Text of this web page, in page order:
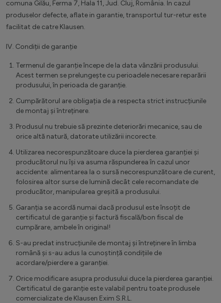
comuna Gilău, Ferma 7, Hala 11, Jud. Cluj, România. In cazul
produselor defecte, aflate in garantie, transportul tur-retur este
facilitat de catre Klausen.
IV. Condiții de garanție
Termenul de garanție începe de la data vânzării produsului.
Acest termen se prelungește cu perioadele necesare reparării
produsului, în perioada de garanție.
Cumpărătorul are obligația de a respecta strict instrucțiunile
de montaj și întreținere.
Produsul nu trebuie să prezinte deteriorări mecanice, sau de
orice altă natură, datorate utilizării incorecte.
Utilizarea necorespunzătoare duce la pierderea garanției și
producătorul nu își va asuma răspunderea în cazul unor
accidente: alimentarea la o sursă necorespunzătoare de curent,
folosirea altor surse de lumină decât cele recomandate de
producător, manipularea greșită a produsului.
Garanția se acordă numai dacă produsul este însoțit de
certificatul de garanție și factură fiscală/bon fiscal de
cumpărare, ambele în original!
S-au predat instrucțiunile de montaj și întreținere în limba
română și s-au adus la cunoștință condițiile de
acordare/pierdere a garanției.
Orice modificare asupra produsului duce la pierderea garanției.
Certificatul de garanție este valabil pentru toate produsele
comercializate de Klausen Exim S.R.L.